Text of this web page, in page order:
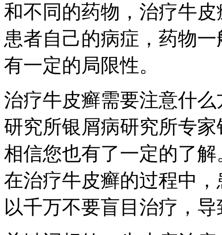
和不同的药物，治疗牛
患者自己的病症，药物
有一定的局限性。
治疗牛皮癣需要注意什
研究所银屑病研究所专
相信您也有了一定的了
在治疗牛皮癣的过程中
以千万不要盲目治疗，